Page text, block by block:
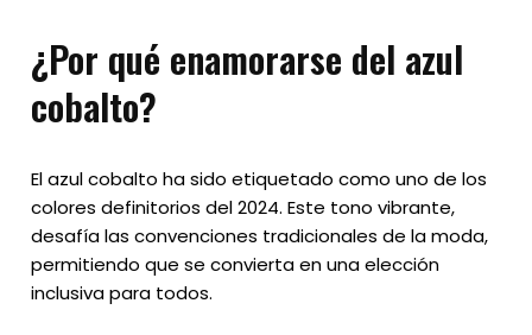
¿Por qué enamorarse del azul
cobalto?
El azul cobalto ha sido etiquetado como uno de los
colores definitorios del 2024. Este tono vibrante,
desafía las convenciones tradicionales de la moda,
permitiendo que se convierta en una elección
inclusiva para todos.